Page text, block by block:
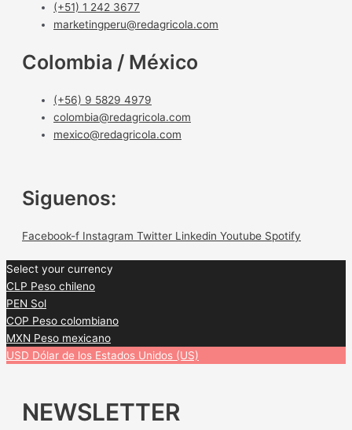
(+51) 1 242 3677
marketingperu@redagricola.com
Colombia / México
(+56) 9 5829 4979
colombia@redagricola.com
mexico@redagricola.com
Siguenos:
Facebook-f Instagram Twitter Linkedin Youtube Spotify
Select your currency
CLP Peso chileno
PEN Sol
COP Peso colombiano
MXN Peso mexicano
USD Dólar de los Estados Unidos (US)
NEWSLETTER